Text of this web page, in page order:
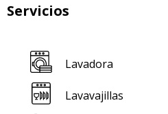
Servicios
Lavadora
Lavavajillas